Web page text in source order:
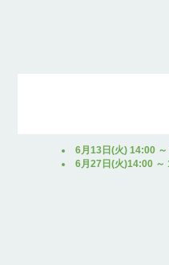
6月13日(火) 14:00
6月27日(火)14:00 ～